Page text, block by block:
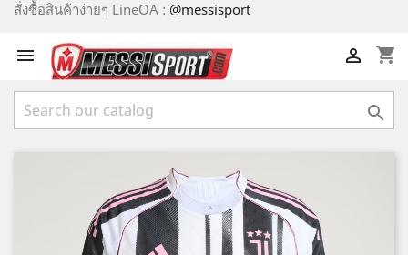
สั่งซื้อสินค้าง่ายๆ LineOA : @messisport
 shopping_cart

